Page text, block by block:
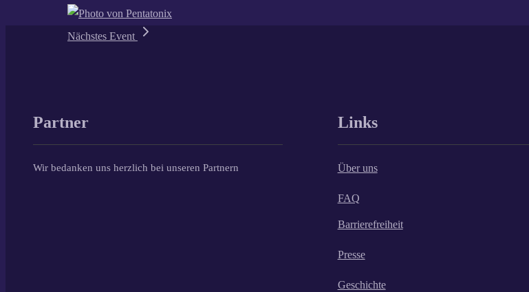
Nächstes Event
Partner
Wir bedanken uns herzlich bei unseren Partnern
Links
Über uns
FAQ
Barrierefreiheit
Presse
Geschichte